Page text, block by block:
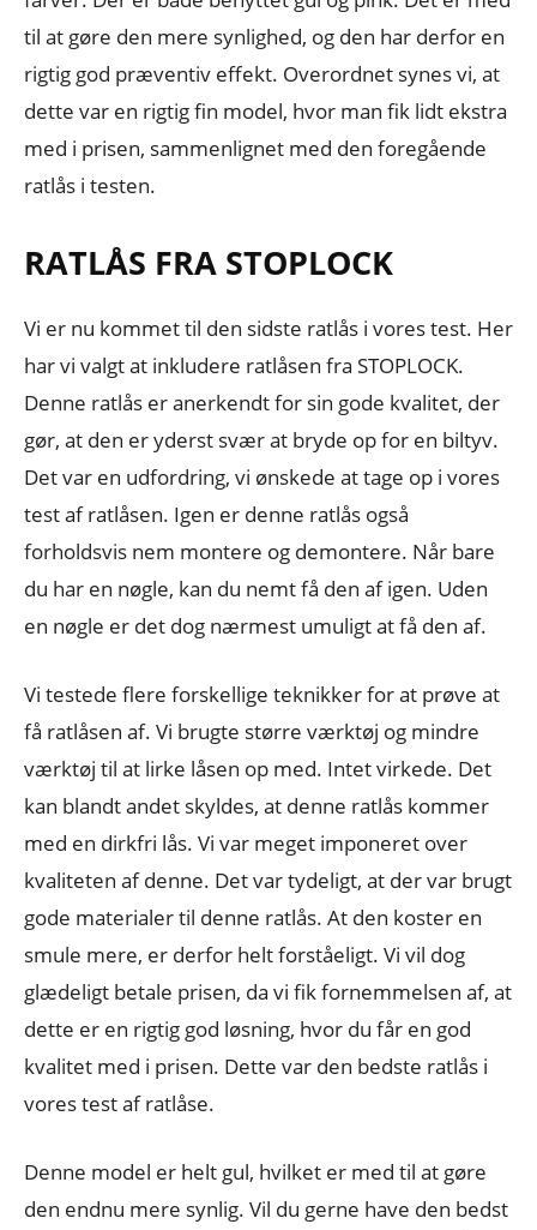
til at gøre den mere synlighed, og den har derfor en
rigtig god præventiv effekt. Overordnet synes vi, at
dette var en rigtig fin model, hvor man fik lidt ekstra
med i prisen, sammenlignet med den foregående
ratlås i testen.
RATLÅS FRA STOPLOCK
Vi er nu kommet til den sidste ratlås i vores test. Her
har vi valgt at inkludere ratlåsen fra STOPLOCK.
Denne ratlås er anerkendt for sin gode kvalitet, der
gør, at den er yderst svær at bryde op for en biltyv.
Det var en udfordring, vi ønskede at tage op i vores
test af ratlåsen. Igen er denne ratlås også
forholdsvis nem montere og demontere. Når bare
du har en nøgle, kan du nemt få den af igen. Uden
en nøgle er det dog nærmest umuligt at få den af.
Vi testede flere forskellige teknikker for at prøve at
få ratlåsen af. Vi brugte større værktøj og mindre
værktøj til at lirke låsen op med. Intet virkede. Det
kan blandt andet skyldes, at denne ratlås kommer
med en dirkfri lås. Vi var meget imponeret over
kvaliteten af denne. Det var tydeligt, at der var brugt
gode materialer til denne ratlås. At den koster en
smule mere, er derfor helt forståeligt. Vi vil dog
glædeligt betale prisen, da vi fik fornemmelsen af, at
dette er en rigtig god løsning, hvor du får en god
kvalitet med i prisen. Dette var den bedste ratlås i
vores test af ratlåse.
Denne model er helt gul, hvilket er med til at gøre
den endnu mere synlig. Vil du gerne have den bedst